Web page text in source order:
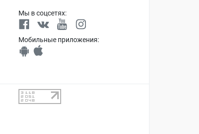
Мы в соцсетях:
Мобильные приложения: